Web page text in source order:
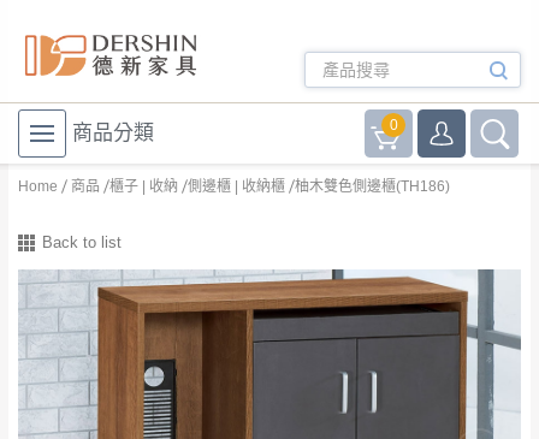
商品分類 0
Home 商品 櫃子 | 收納 側邊櫃 | 收納櫃 柚木雙色側邊櫃(TH186)
Back to list